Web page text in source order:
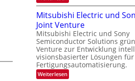
u
m
i
m
e
r
s
t
e
n
H
a
e
m
i
n
a
r
s
a
t
z
n
i
m
m
t
i
n
d
O
p
t
i
k
-
K
u
r
s
v
o
Mitsubishi Electric und
Joint Venture
Mitsubishi Electric und Sony
Semiconductor Solutions
Venture zur Entwicklung
visionsbasierter Lösungen
Fertigungsautomatisierung.
Weiterlesen: